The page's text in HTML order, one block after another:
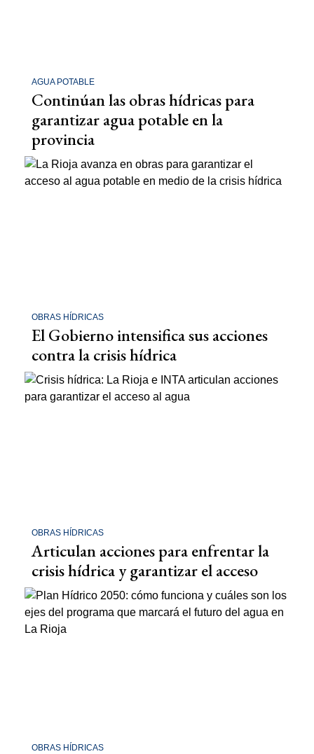
AGUA POTABLE
Continúan las obras hídricas para
garantizar agua potable en la
provincia
OBRAS HÍDRICAS
El Gobierno intensifica sus acciones
contra la crisis hídrica
OBRAS HÍDRICAS
Articulan acciones para enfrentar la
crisis hídrica y garantizar el acceso
OBRAS HÍDRICAS